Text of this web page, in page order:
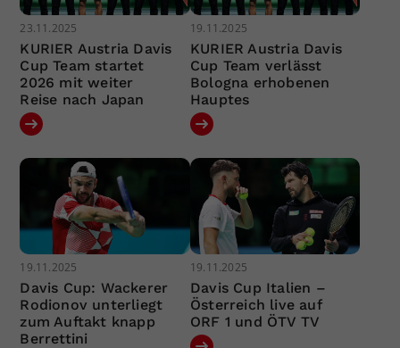
23.11.2025
KURIER Austria Davis
Cup Team startet
2026 mit weiter
Reise nach Japan
19.11.2025
KURIER Austria Davis
Cup Team verlässt
Bologna erhobenen
Hauptes
19.11.2025
Davis Cup: Wackerer
Rodionov unterliegt
zum Auftakt knapp
Berrettini
19.11.2025
Davis Cup Italien –
Österreich live auf
ORF 1 und ÖTV TV